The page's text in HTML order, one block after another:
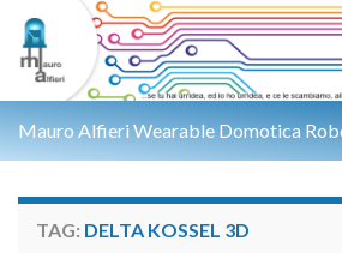
Mauro Alfieri Wearable Domotica
TAG: DELTA KOSSEL 3D